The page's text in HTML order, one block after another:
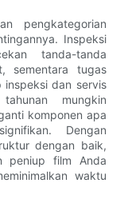
pengkategorian
Inspeksi
tanda-tanda
sementara tugas
inspeksi dan servis
mungkin
komponen apa
Dengan
dengan baik,
peniup film Anda
waktu